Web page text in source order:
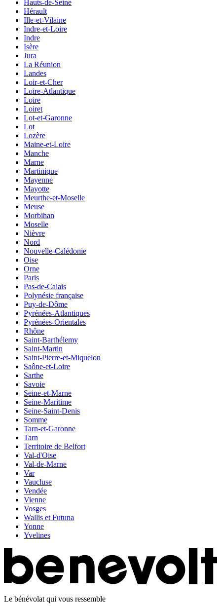
Hauts-de-Seine
Hérault
Ille-et-Vilaine
Indre-et-Loire
Indre
Isère
Jura
La Réunion
Landes
Loir-et-Cher
Loire-Atlantique
Loire
Loiret
Lot-et-Garonne
Lot
Lozère
Maine-et-Loire
Manche
Marne
Martinique
Mayenne
Mayotte
Meurthe-et-Moselle
Meuse
Morbihan
Moselle
Nièvre
Nord
Nouvelle-Calédonie
Oise
Orne
Paris
Pas-de-Calais
Polynésie française
Puy-de-Dôme
Pyrénées-Atlantiques
Pyrénées-Orientales
Rhône
Saint-Barthélemy
Saint-Martin
Saint-Pierre-et-Miquelon
Saône-et-Loire
Sarthe
Savoie
Seine-et-Marne
Seine-Maritime
Seine-Saint-Denis
Somme
Tarn-et-Garonne
Tarn
Territoire de Belfort
Val-d'Oise
Val-de-Marne
Var
Vaucluse
Vendée
Vienne
Vosges
Wallis et Futuna
Yonne
Yvelines
Le bénévolat qui vous ressemble